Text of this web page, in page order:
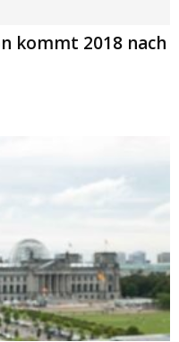
kommt 2018 nach